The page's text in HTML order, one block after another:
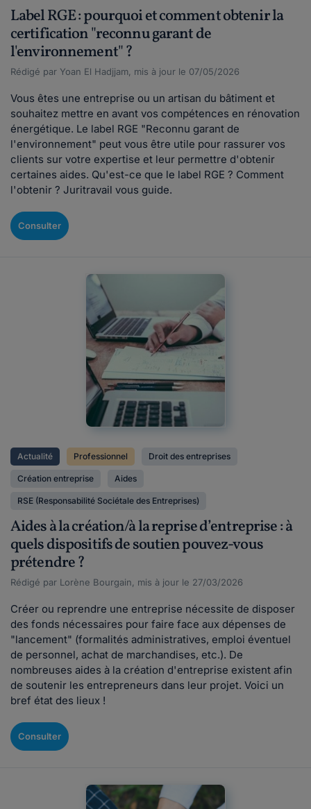
Label RGE : pourquoi et comment obtenir la
certification "reconnu garant de
l'environnement" ?
Rédigé par Yoan El Hadjjam, mis à jour le 07/05/2026
Vous êtes une entreprise ou un artisan du bâtiment et
souhaitez mettre en avant vos compétences en rénovation
énergétique. Le label RGE "Reconnu garant de
l'environnement" peut vous être utile pour rassurer vos
clients sur votre expertise et leur permettre d'obtenir
certaines aides. Qu'est-ce que le label RGE ? Comment
l'obtenir ? Juritravail vous guide.
Consulter
Actualité Professionnel Droit des entreprises
Création entreprise Aides
RSE (Responsabilité Sociétale des Entreprises)
Aides à la création/à la reprise d’entreprise : à
quels dispositifs de soutien pouvez-vous
prétendre ?
Rédigé par Lorène Bourgain, mis à jour le 27/03/2026
Créer ou reprendre une entreprise nécessite de disposer
des fonds nécessaires pour faire face aux dépenses de
"lancement" (formalités administratives, emploi éventuel
de personnel, achat de marchandises, etc.). De
nombreuses aides à la création d'entreprise existent afin
de soutenir les entrepreneurs dans leur projet. Voici un
bref état des lieux !
Consulter